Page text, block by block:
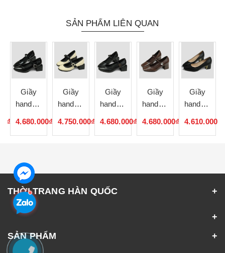
SẢN PHẨM LIÊN QUAN
Giầy
handmade
4.680.000₫
Giầy
handmade
4.750.000₫
Giầy
handmade
4.680.000₫
Giầy
handmade
4.680.000₫
Giầy
handmade
4.610.000₫
THỜI TRANG HÀN QUỐC
SẢN PHẨM